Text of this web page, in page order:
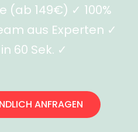
(ab 149€) ✓ 100%
aus Experten ✓
60 Sek. ✓
ANFRAGEN